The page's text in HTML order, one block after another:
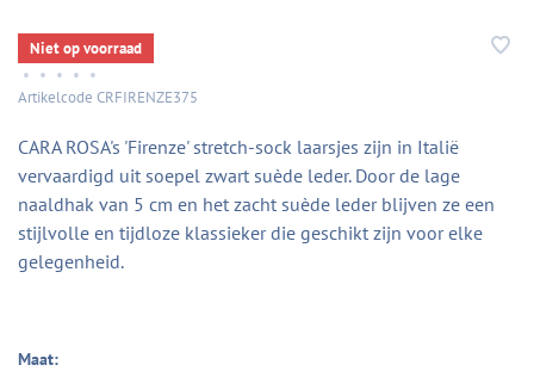
Niet op voorraad
• • • • •
Artikelcode CRFIRENZE375
CARA ROSA's 'Firenze' stretch-sock laarsjes zijn in Italië
vervaardigd uit soepel zwart suède leder. Door de lage
naaldhak van 5 cm en het zacht suède leder blijven ze een
stijlvolle en tijdloze klassieker die geschikt zijn voor elke
gelegenheid.
Maat: